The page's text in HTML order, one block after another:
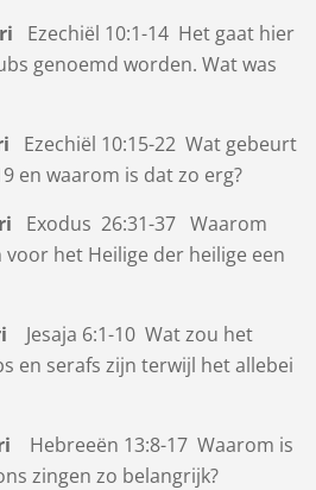
Ezechiël 10:1-14 Het gaat hier
genoemd worden. Wat was
Ezechiël 10:15-22 Wat gebeurt
en waarom is dat zo erg?
Exodus 26:31-37 Waarom
het Heilige der heilige een
Jesaja 6:1-10 Wat zou het
en serafs zijn terwijl het allebei
Hebreeën 13:8-17 Waarom is
zingen zo belangrijk?